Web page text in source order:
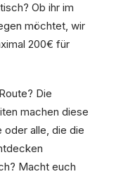
Ob ihr im
möchtet, wir
200€ für
Die
machen diese
alle, die die
Macht euch